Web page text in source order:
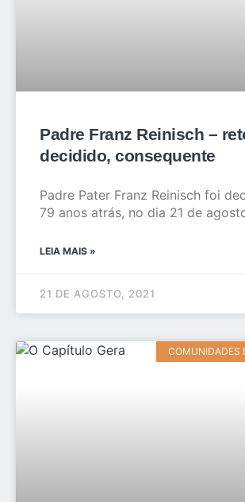
Padre Franz Reinisch –
decidido, consequente
Padre Pater Franz Reinisch foi
79 anos atrás, no dia 21 de
LEIA MAIS »
21 DE AGOSTO, 2021
COMUNIDADES